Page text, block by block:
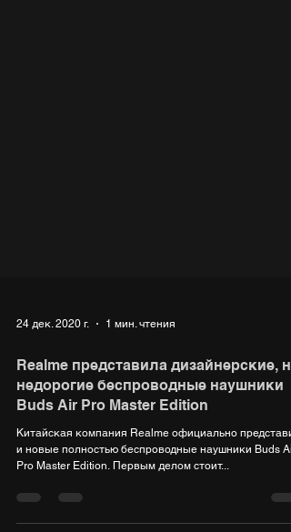
24 дек. 2020 г. 1 мин. чтения
Realme представила дизайнерские, но
недорогие беспроводные наушники
Buds Air Pro Master Edition
Китайская компания Realme официально
Pro Master Edition. Первым делом стоит...